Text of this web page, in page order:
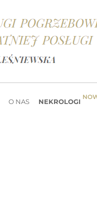
O NAS NEKROLOGI